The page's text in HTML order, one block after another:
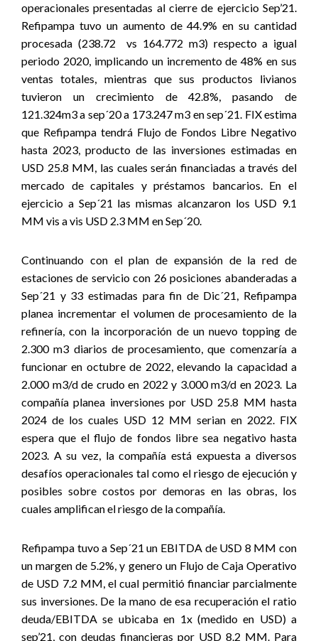
operacionales presentadas al cierre de ejercicio Sep’21.
Refipampa tuvo un aumento de 44.9% en su cantidad
procesada (238.72 vs 164.772 m3) respecto a igual
periodo 2020, implicando un incremento de 48% en sus
ventas totales, mientras que sus productos livianos
tuvieron un crecimiento de 42.8%, pasando de
121.324m3 a sep´20 a 173.247 m3 en sep´21. FIX estima
que Refipampa tendrá Flujo de Fondos Libre Negativo
hasta 2023, producto de las inversiones estimadas en
USD 25.8 MM, las cuales serán financiadas a través del
mercado de capitales y préstamos bancarios. En el
ejercicio a Sep´21 las mismas alcanzaron los USD 9.1
MM vis a vis USD 2.3 MM en Sep´20.
Continuando con el plan de expansión de la red de
estaciones de servicio con 26 posiciones abanderadas a
Sep´21 y 33 estimadas para fin de Dic´21, Refipampa
planea incrementar el volumen de procesamiento de la
refinería, con la incorporación de un nuevo topping de
2.300 m3 diarios de procesamiento, que comenzaría a
funcionar en octubre de 2022, elevando la capacidad a
2.000 m3/d de crudo en 2022 y 3.000 m3/d en 2023. La
compañía planea inversiones por USD 25.8 MM hasta
2024 de los cuales USD 12 MM serian en 2022. FIX
espera que el flujo de fondos libre sea negativo hasta
2023. A su vez, la compañía está expuesta a diversos
desafíos operacionales tal como el riesgo de ejecución y
posibles sobre costos por demoras en las obras, los
cuales amplifican el riesgo de la compañía.
Refipampa tuvo a Sep´21 un EBITDA de USD 8 MM con
un margen de 5.2%, y genero un Flujo de Caja Operativo
de USD 7.2 MM, el cual permitió financiar parcialmente
sus inversiones. De la mano de esa recuperación el ratio
deuda/EBITDA se ubicaba en 1x (medido en USD) a
sep’21, con deudas financieras por USD 8.2 MM. Para